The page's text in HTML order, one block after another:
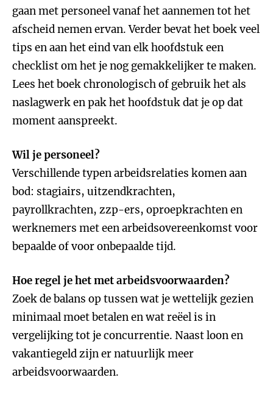
gaan met personeel vanaf het aannemen tot het
afscheid nemen ervan. Verder bevat het boek veel
tips en aan het eind van elk hoofdstuk een
checklist om het je nog gemakkelijker te maken.
Lees het boek chronologisch of gebruik het als
naslagwerk en pak het hoofdstuk dat je op dat
moment aanspreekt.
Wil je personeel?
Verschillende typen arbeidsrelaties komen aan
bod: stagiairs, uitzendkrachten,
payrollkrachten, zzp-ers, oproepkrachten en
werknemers met een arbeidsovereenkomst voor
bepaalde of voor onbepaalde tijd.
Hoe regel je het met arbeidsvoorwaarden?
Zoek de balans op tussen wat je wettelijk gezien
minimaal moet betalen en wat reëel is in
vergelijking tot je concurrentie. Naast loon en
vakantiegeld zijn er natuurlijk meer
arbeidsvoorwaarden.